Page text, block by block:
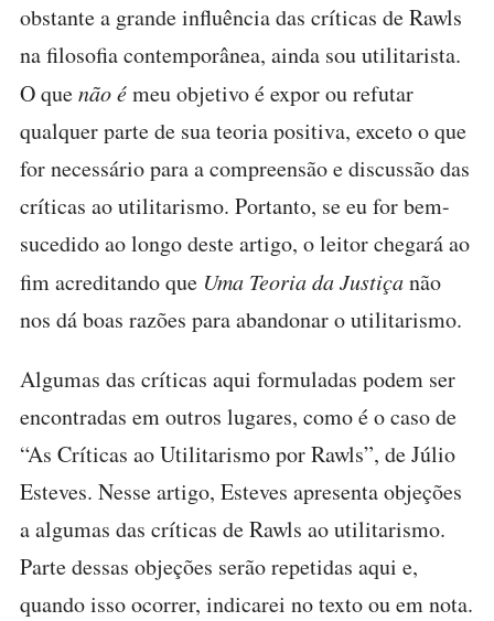
obstante a grande influência das críticas de Rawls
na filosofia contemporânea, ainda sou utilitarista.
O quenão émeu objetivo é expor ou refutar
qualquer parte de sua teoria positiva, exceto o que
for necessário para a compreensão e discussão das
críticas ao utilitarismo. Portanto, se eu for bem-
sucedido ao longo deste artigo, o leitor chegará ao
fim acreditando que Uma Teoria da Justiçanão
nos dá boas razões para abandonar o utilitarismo.
Algumas das críticas aqui formuladas podem ser
encontradas em outros lugares, como é o caso de
“As Críticas ao Utilitarismo por Rawls”, de Júlio
Esteves. Nesse artigo, Esteves apresenta objeções
a algumas das críticas de Rawls ao utilitarismo.
Parte dessas objeções serão repetidas aqui e,
quando isso ocorrer, indicarei no texto ou em nota.